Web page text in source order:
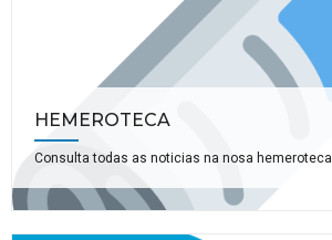
HEMEROTECA
Consulta todas as noticias na nosa hemeroteca